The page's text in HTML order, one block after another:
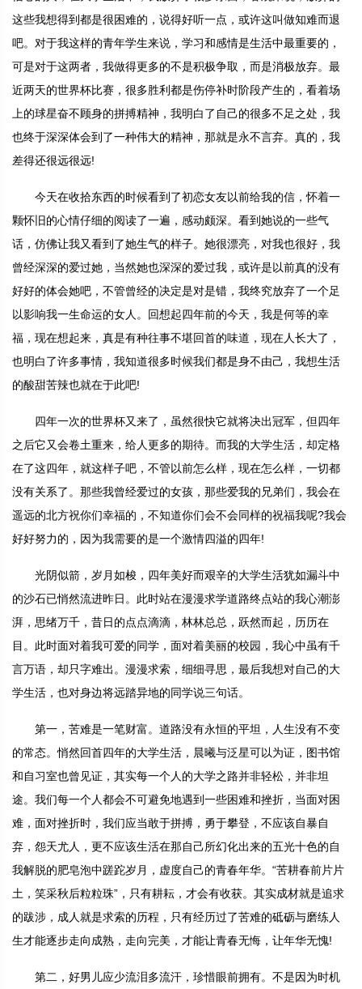
这些我想得到都是很困难的，说得好听一点，或许这叫做知难而退
吧。对于我这样的青年学生来说，学习和感情是生活中最重要的，
可是对于这两者，我做得更多的不是积极争取，而是消极放弃。最
近两天的世界杯比赛，很多胜利都是伤停补时阶段产生的，看着场
上的球星奋不顾身的拼搏精神，我明白了自己的很多不足之处，我
也终于深深体会到了一种伟大的精神，那就是永不言弃。真的，我
差得还很远很远!
今天在收拾东西的时候看到了初恋女友以前给我的信，怀着一
颗怀旧的心情仔细的阅读了一遍，感动颇深。看到她说的一些气
话，仿佛让我又看到了她生气的样子。她很漂亮，对我也很好，我
曾经深深的爱过她，当然她也深深的爱过我，或许是以前真的没有
好好的体会她吧，不管曾经的决定是对是错，我终究放弃了一个足
以影响我一生命运的女人。回想起四年前的今天，我是何等的幸
福，现在想起来，真是有种往事不堪回首的味道，现在人长大了，
也明白了许多事情，我知道很多时候我们都是身不由己，我想生活
的酸甜苦辣也就在于此吧!
四年一次的世界杯又来了，虽然很快它就将决出冠军，但四年
之后它又会卷土重来，给人更多的期待。而我的大学生活，却定格
在了这四年，就这样子吧，不管以前怎么样，现在怎么样，一切都
没有关系了。那些我曾经爱过的女孩，那些爱我的兄弟们，我会在
遥远的北方祝你们幸福的，不知道你们会不会同样的祝福我呢?我会
好好努力的，因为我需要的是一个激情四溢的四年!
光阴似箭，岁月如梭，四年美好而艰辛的大学生活犹如漏斗中
的沙石已悄然流进昨日。此时站在漫漫求学道路终点站的我心潮澎
湃，思绪万千，昔日的点点滴滴，林林总总，跃然而起，历历在
目。此时面对着我可爱的同学，面对着美丽的校园，我心中虽有千
言万语，却只字难出。漫漫求索，细细寻思，最后我想对自己的大
学生活，也对身边将远踏异地的同学说三句话。
第一，苦难是一笔财富。道路没有永恒的平坦，人生没有不变
的常态。悄然回首四年的大学生活，晨曦与泛星可以为证，图书馆
和自习室也曾见证，其实每一个人的大学之路并非轻松，并非坦
途。我们每一个人都会不可避免地遇到一些困难和挫折，当面对困
难，面对挫折时，我们应当敢于拼搏，勇于攀登，不应该自暴自
弃，怨天尤人，更不应该生活在那自己所幻化出来的五光十色的自
我解脱的肥皂泡中蹉跎岁月，虚度自己的青春年华。“苦耕春前片片
土，笑采秋后粒粒珠”，只有耕耘，才会有收获。其实成材就是追求
的跋涉，成人就是求索的历程，只有经历过了苦难的砥砺与磨练人
生才能逐步走向成熟，走向完美，才能让青春无悔，让年华无愧!
第二，好男儿应少流泪多流汗，珍惜眼前拥有。不是因为时机